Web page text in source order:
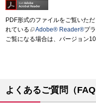
PDF形式のファイルをご覧いた
れている
Adobe® Reader®プ
ご覧になる場合は、バージョン
よくあるご質問（FAQ